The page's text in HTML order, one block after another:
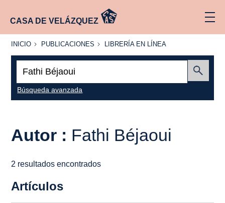
CASA DE VELÁZQUEZ
INICIO
INICIO PUBLICACIONES
PUBLICACIONES
LIBRERÍA
LÍNEA
LIBRERÍA EN LÍNEA
Búsqueda avanzada
Autor : Fathi Béjaoui
2 resultados encontrados
Artículos